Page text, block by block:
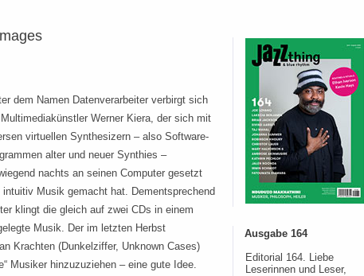
dem Namen Datenverarbeiter verbirgt sich
Werner Kiera, der sich mit
virtuellen Synthesizern – also Software-
alter und neuer Synthies –
nachts an seinen Computer gesetzt
intuitiv Musik gemacht hat. Dementsprechend
klingt die gleich auf zwei CDs in einem
Musik. Der im letzten Herbst
Krachten (Dunkelziffer, Unknown Cases)
Musiker hinzuzuziehen – eine gute Idee.
Ausgabe 164
Editorial 164. Liebe
Leserinnen und Leser,